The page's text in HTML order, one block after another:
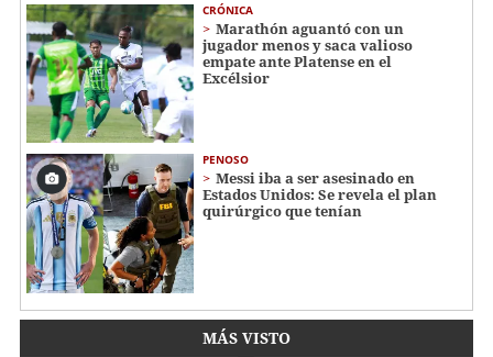
CRÓNICA
Marathón aguantó con un
jugador menos y saca valioso
empate ante Platense en el
Excélsior
PENOSO
Messi iba a ser asesinado en
Estados Unidos: Se revela el plan
quirúrgico que tenían
MÁS VISTO